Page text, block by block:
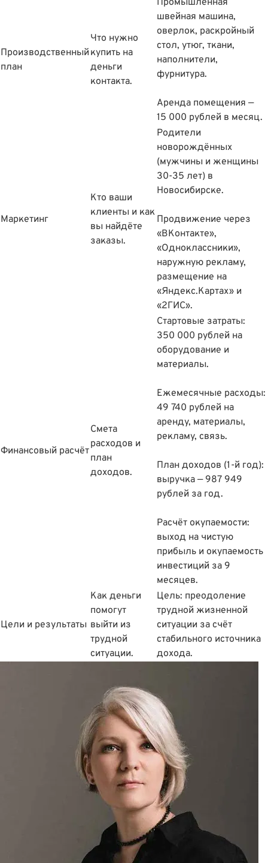
Производственный
план
Что нужно
купить на
деньги
контакта.
Промышленная
швейная машина,
оверлок, раскройный
стол, утюг, ткани,
наполнители,
фурнитура.
Аренда помещения —
15 000 рублей в месяц.
Маркетинг
Кто ваши
клиенты и как
вы найдëте
заказы.
Родители
новорождëнных
(мужчины и женщины
30-35 лет) в
Новосибирске.
Продвижение через
«ВКонтакте»,
«Одноклассники»,
наружную рекламу,
размещение на
«Яндекс.Картах» и
«2ГИС».
Финансовый расчёт
Смета
расходов и
план
доходов.
Стартовые затраты:
350 000 рублей на
оборудование и
материалы.
Ежемесячные расходы:
49 740 рублей на
аренду, материалы,
рекламу, связь.
План доходов (1-й год):
выручка — 987 949
рублей за год.
Расчëт окупаемости:
выход на чистую
прибыль и окупаемость
инвестиций за 9
месяцев.
Цели и результаты
Как деньги
помогут
выйти из
трудной
ситуации.
Цель: преодоление
трудной жизненной
ситуации за счëт
стабильного источника
дохода.